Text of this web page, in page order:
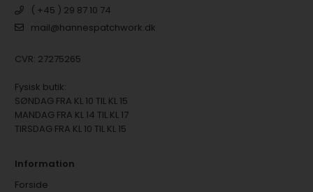
( +45 ) 29 87 10 74
mail@hannespatchwork.dk
CVR: 27275265
Fysisk butik:
SØNDAG FRA KL 10 TIL KL 15
MANDAG FRA KL 14 TIL KL 17
TIRSDAG FRA KL 10 TIL KL 15
Information
Forside